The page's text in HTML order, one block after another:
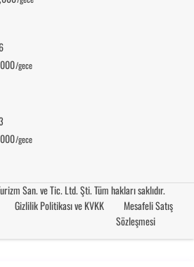
/gece
/gece
San. ve Tic. Ltd. Şti. Tüm hakları saklıdır.
Gizlilik Politikası ve KVKK
Mesafeli Satış
Sözleşmesi